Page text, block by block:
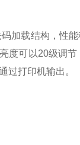
加载结构，性
度可以20级调
过打印机输出。